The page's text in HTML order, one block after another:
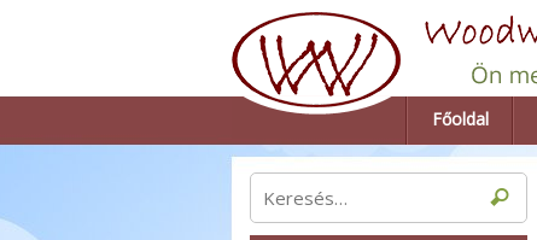
Főoldal